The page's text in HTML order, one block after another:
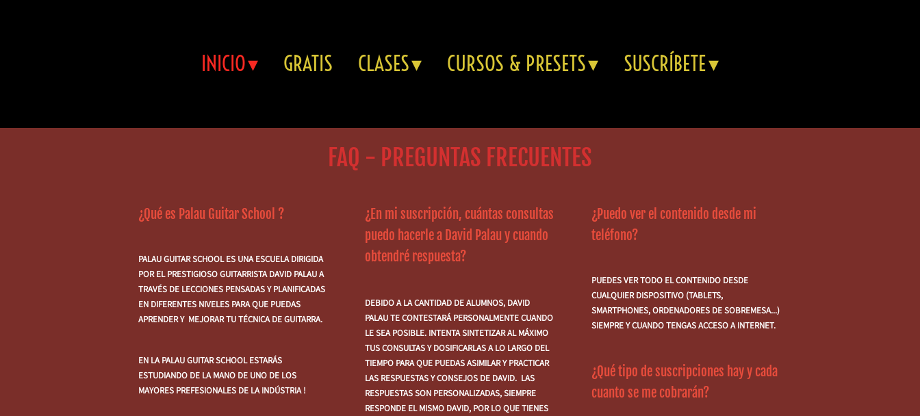
INICIO GRATIS CLASES CURSOS & PRESETS SUSCRÍBETE
FAQ - PREGUNTAS FRECUENTES
¿Qué es Palau Guitar School ?
PALAU GUITAR SCHOOL ES UNA ESCUELA DIRIGIDA
POR EL PRESTIGIOSO GUITARRISTA DAVID PALAU A
TRAVÉS DE LECCIONES PENSADAS Y PLANIFICADAS
EN DIFERENTES NIVELES PARA QUE PUEDAS
APRENDER Y MEJORAR TU TÉCNICA DE GUITARRA.
EN LA PALAU GUITAR SCHOOL ESTARÁS
ESTUDIANDO DE LA MANO DE UNO DE LOS
MAYORES PREFESIONALES DE LA INDÚSTRIA !
¿En mi suscripción, cuántas consultas
puedo hacerle a David Palau y cuando
obtendré respuesta?
DEBIDO A LA CANTIDAD DE ALUMNOS, DAVID
PALAU TE CONTESTARÁ PERSONALMENTE CUANDO
LE SEA POSIBLE. INTENTA SINTETIZAR AL MÁXIMO
TUS CONSULTAS Y DOSIFICARLAS A LO LARGO DEL
TIEMPO PARA QUE PUEDAS ASIMILAR Y PRACTICAR
LAS RESPUESTAS Y CONSEJOS DE DAVID. LAS
RESPUESTAS SON PERSONALIZADAS, SIEMPRE
RESPONDE EL MISMO DAVID, POR LO QUE TIENES
¿Puedo ver el contenido desde mi
teléfono?
PUEDES VER TODO EL CONTENIDO DESDE
CUALQUIER DISPOSITIVO (TABLETS,
SMARTPHONES, ORDENADORES DE SOBREMESA...)
SIEMPRE Y CUANDO TENGAS ACCESO A INTERNET.
¿Qué tipo de suscripciones hay y cada
cuanto se me cobrarán?